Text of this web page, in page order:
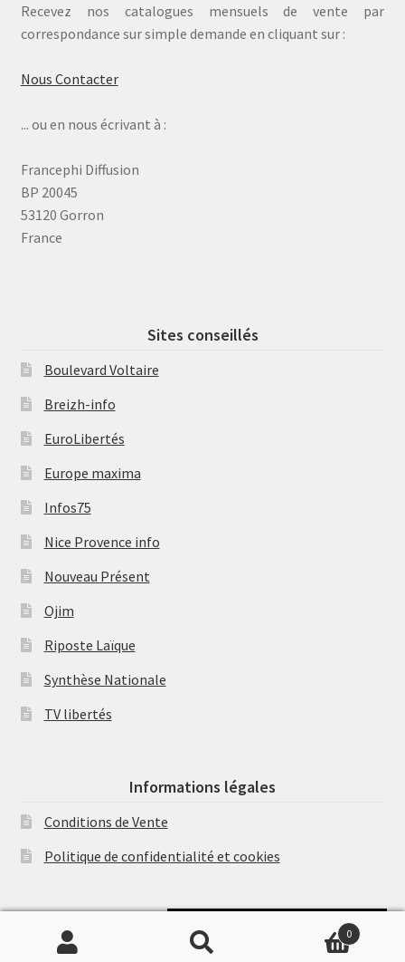
Recevez nos catalogues mensuels de vente par
correspondance sur simple demande en cliquant sur :
Nous Contacter
... ou en nous écrivant à :
Francephi Diffusion
BP 20045
53120 Gorron
France
Sites conseillés
Boulevard Voltaire
Breizh-info
EuroLibertés
Europe maxima
Infos75
Nice Provence info
Nouveau Présent
Ojim
Riposte Laïque
Synthèse Nationale
TV libertés
Informations légales
Conditions de Vente
Politique de confidentialité et cookies
Recherche
Recherche
0
Soutenir Philippe Randa